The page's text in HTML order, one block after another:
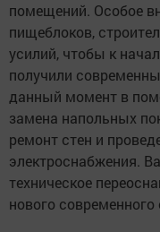
помещений. Особое
пищеблоков,
усилий, чтобы к
получили
данный момент в
замена напольных
ремонт стен и
электроснабжения.
техническое
нового